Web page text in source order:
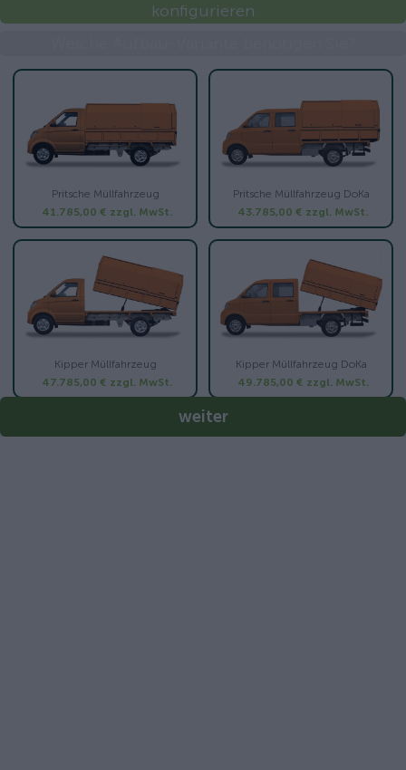
konfigurieren
Pritsche Müllfahrzeug
41.785,00 € zzgl. MwSt.
Pritsche Müllfahrzeug DoKa
43.785,00 € zzgl. MwSt.
Kipper Müllfahrzeug
47.785,00 € zzgl. MwSt.
Kipper Müllfahrzeug DoKa
49.785,00 € zzgl. MwSt.
weiter